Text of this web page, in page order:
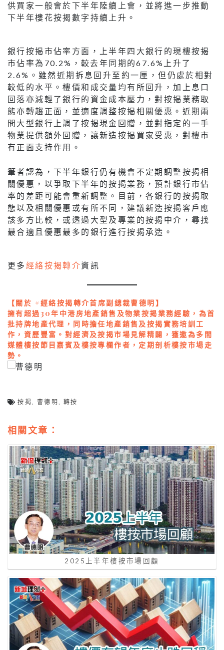
供買家一般會於下半年陸續上會，並將進一步推動
下半年樓花按揭數字持續上升。
銀行按揭市佔率方面，上半年四大銀行的現樓按揭
市佔率為70.2%，較去年同期的67.6%上升了
2.6%。雖然近期拆息回升至約一厘，但仍處於相對
較低的水平。樓價和成交量均有所回升，加上息口
回落亦減輕了銀行的資金成本壓力，對按揭業務取
態亦轉趨正面，並適度調整按揭相關優惠。近期兩
間大型銀行上調了按揭現金回贈，並對指定的一手
物業提供額外回贈，讓新造按揭買家受惠，對樓市
有正面支持作用。
筆者認為，下半年銀行仍有機會不定期調整按揭相
關優惠，以爭取下半年的按揭業務，預計銀行市佔
率的差距可能會重新調整。目前，各銀行的按揭取
態以及相關優惠或有所不同，建議新造按揭客戶應
該多方比較，或透過大型及專業的按揭中介，尋找
最合適且優惠最多的銀行進行按揭承造。
更多 經絡按揭轉介資訊
【關於 #經絡按揭轉介首席副總裁曹德明】
擁有超過30年中港房地產銷售及物業按揭業務經驗，為首
批持牌地產代理，同時擔任地產銷售及按揭實務培訓工
作，資歷豐富。對經濟及按揭市場見解精闢，獲邀為多間
媒體樓按節目嘉賓及樓按專欄作者，定期剖析樓按市場走
勢。
按揭,曹德明,轉按
相關文章：
2025上半年樓按市場回顧